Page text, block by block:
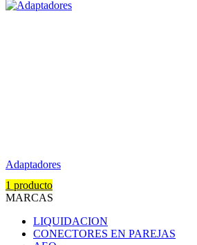
Adaptadores
1 producto
MARCAS
LIQUIDACION
CONECTORES EN PAREJAS